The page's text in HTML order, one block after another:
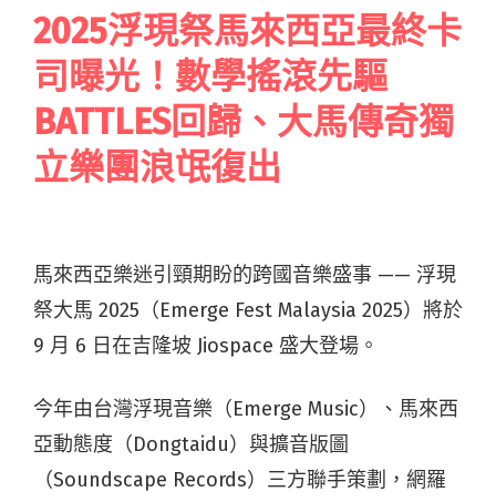
2025浮現祭馬來西亞最終卡
司曝光！數學搖滾先驅
BATTLES回歸、大馬傳奇獨
立樂團浪氓復出
馬來西亞樂迷引頸期盼的跨國音樂盛事 —— 浮現
祭大馬 2025（Emerge Fest Malaysia 2025）將於
9 月 6 日在吉隆坡 Jiospace 盛大登場。
今年由台灣浮現音樂（Emerge Music）、馬來西
亞動態度（Dongtaidu）與擴音版圖
（Soundscape Records）三方聯手策劃，網羅